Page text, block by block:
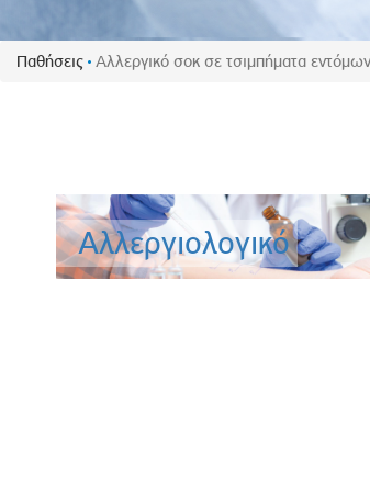
Παθήσεις Αλλεργικό σοκ σε τσιμπήματα εντόμων
Αλλεργιολογικό